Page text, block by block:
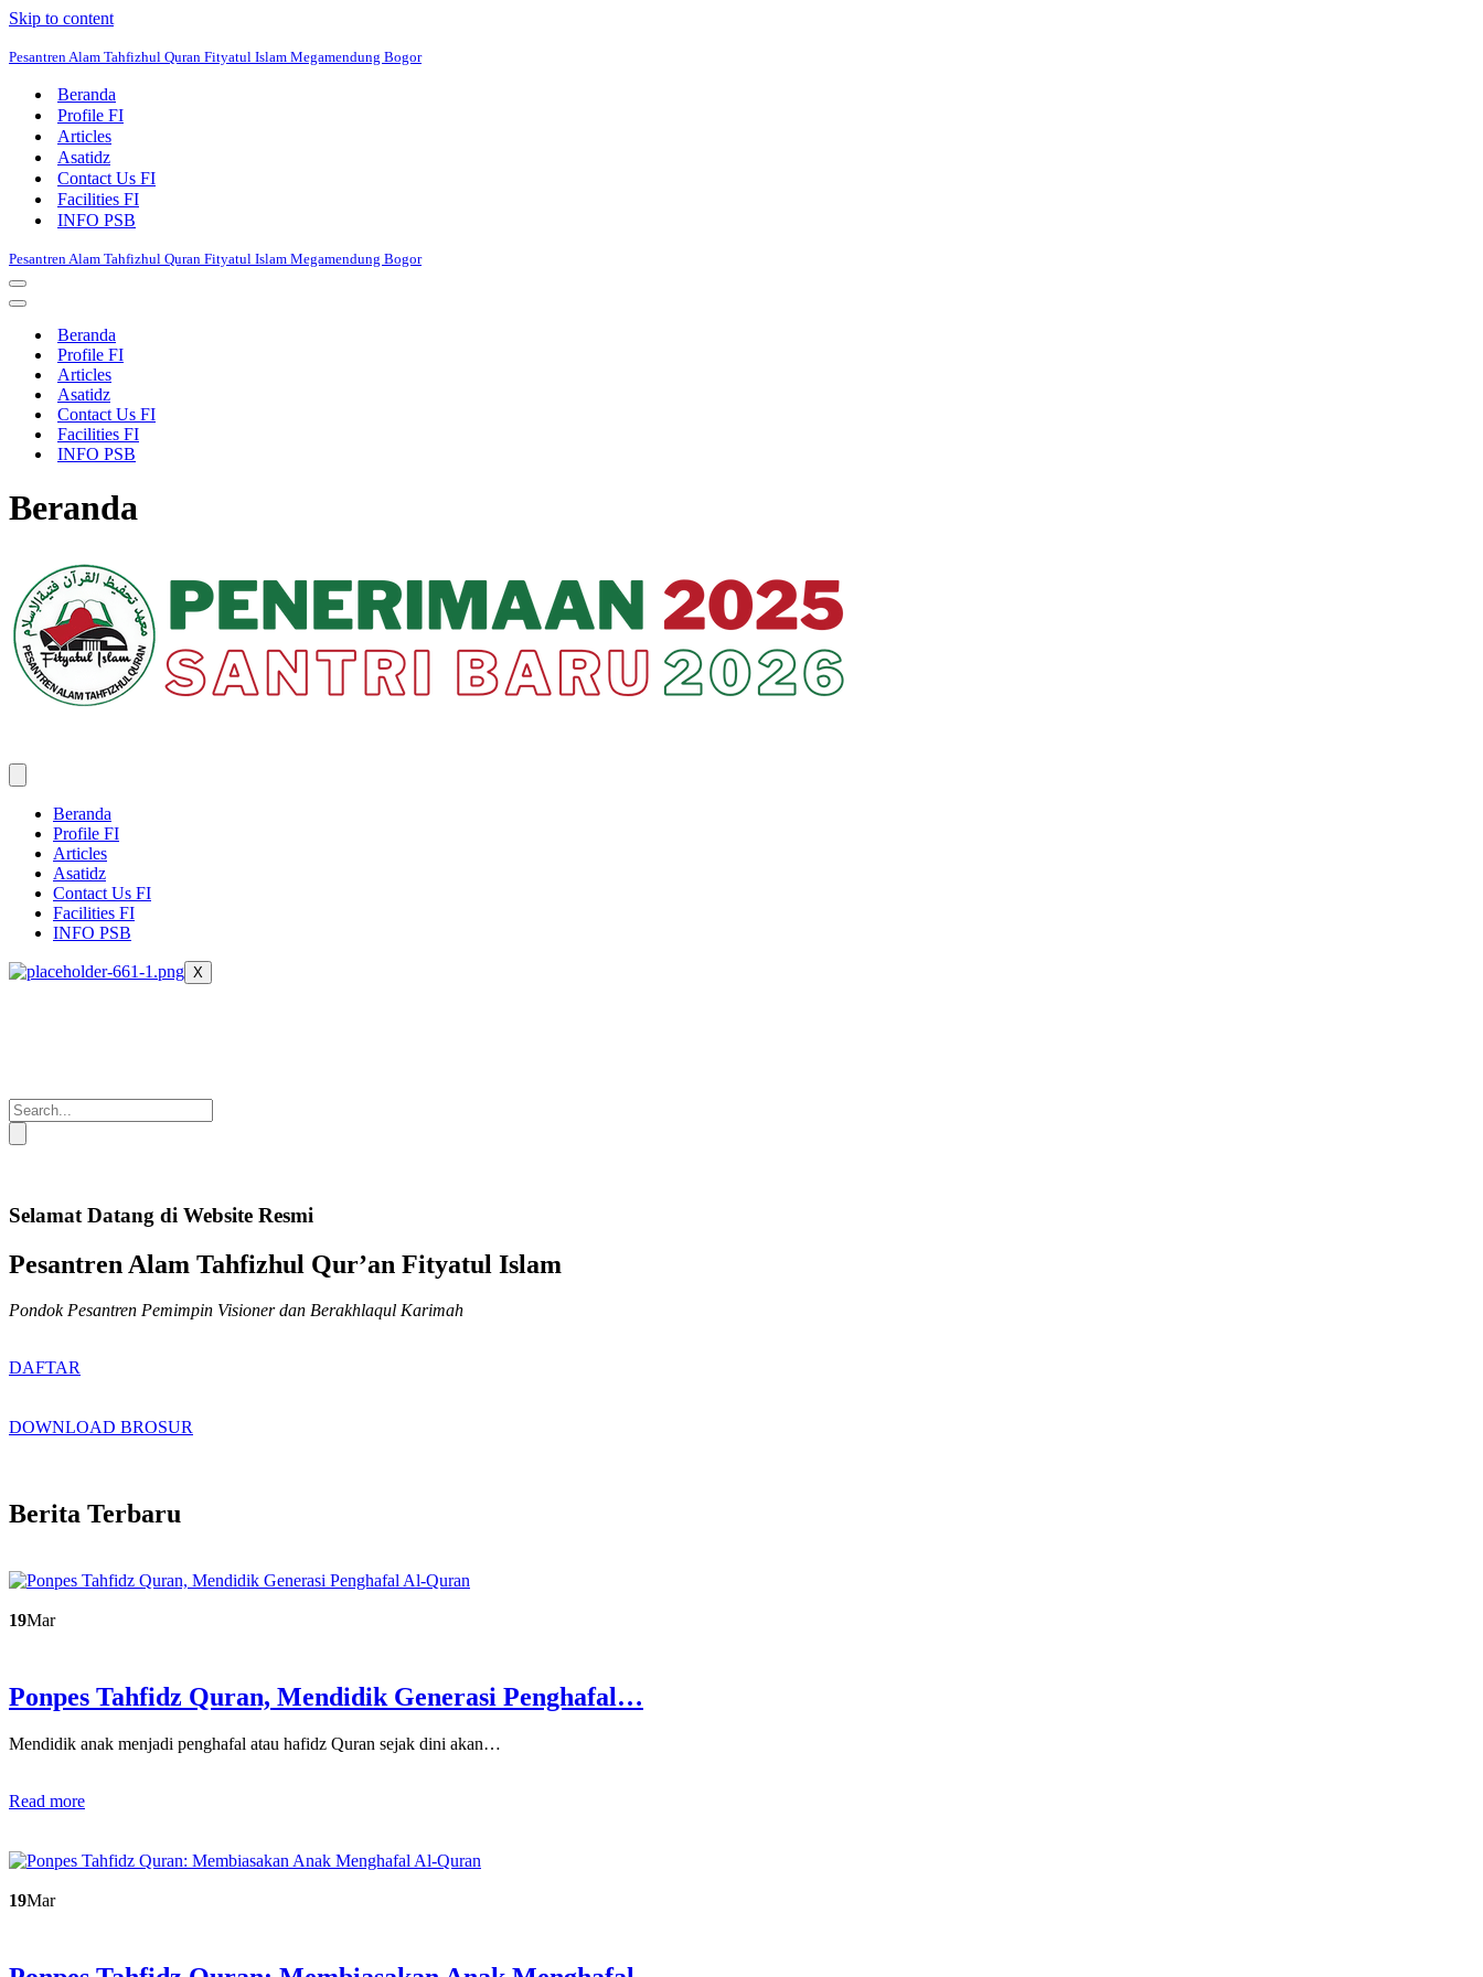
Skip to content
Pesantren Alam Tahfizhul Quran Fityatul Islam Megamendung Bogor
Beranda
Profile FI
Articles
Asatidz
Contact Us FI
Facilities FI
INFO PSB
Pesantren Alam Tahfizhul Quran Fityatul Islam Megamendung Bogor
Navigation
Menu
Navigation
Beranda
Profile FI
Articles
Asatidz
Contact Us FI
Facilities FI
INFO PSB
Beranda
Beranda
Profile FI
Articles
Asatidz
Contact Us FI
Facilities FI
INFO PSB
X
Selamat Datang di Website Resmi
Pesantren Alam Tahfizhul Qur’an Fityatul Islam
Pondok Pesantren Pemimpin Visioner dan Berakhlaqul Karimah
DAFTAR
DOWNLOAD BROSUR
Berita Terbaru
19Mar
Ponpes Tahfidz Quran, Mendidik Generasi Penghafal…
Mendidik anak menjadi penghafal atau hafidz Quran sejak dini akan…
Read more
19Mar